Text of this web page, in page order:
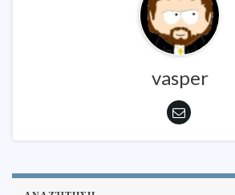
vasper